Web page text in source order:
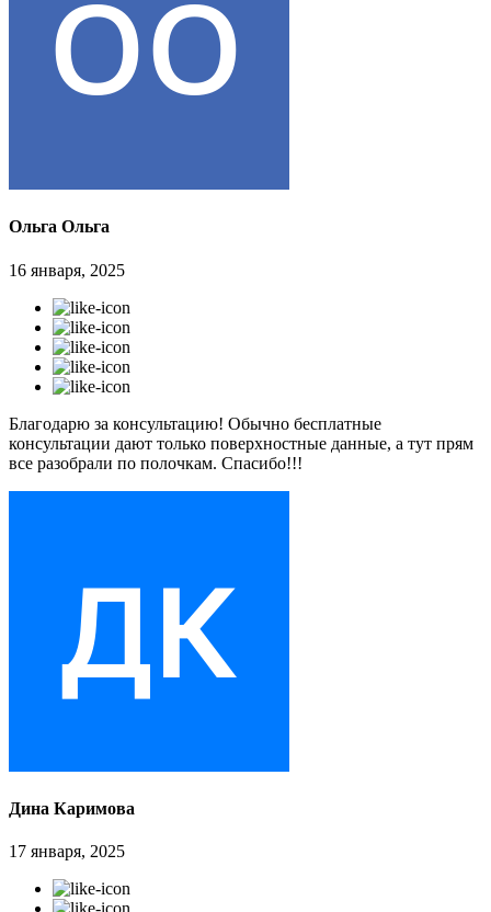
Ольга Ольга
16 января, 2025
Благодарю за консультацию! Обычно бесплатные
консультации дают только поверхностные данные, а тут прям
все разобрали по полочкам. Спасибо!!!
Дина Каримова
17 января, 2025